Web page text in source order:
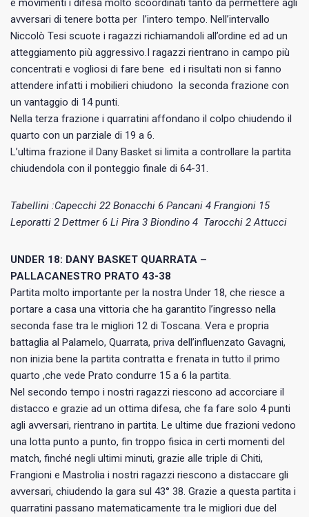
e movimenti i difesa molto scoordinati tanto da permettere agli
avversari di tenere botta per l’intero tempo. Nell’intervallo
Niccolò Tesi scuote i ragazzi richiamandoli all’ordine ed ad un
atteggiamento più aggressivo.I ragazzi rientrano in campo più
concentrati e vogliosi di fare bene ed i risultati non si fanno
attendere infatti i mobilieri chiudono la seconda frazione con
un vantaggio di 14 punti.
Nella terza frazione i quarratini affondano il colpo chiudendo il
quarto con un parziale di 19 a 6.
L’ultima frazione il Dany Basket si limita a controllare la partita
chiudendola con il ponteggio finale di 64-31.
Tabellini :Capecchi 22 Bonacchi 6 Pancani 4 Frangioni 15
Leporatti 2 Dettmer 6 Li Pira 3 Biondino 4 Tarocchi 2 Attucci
UNDER 18: DANY BASKET QUARRATA –
PALLACANESTRO PRATO 43-38
Partita molto importante per la nostra Under 18, che riesce a
portare a casa una vittoria che ha garantito l’ingresso nella
seconda fase tra le migliori 12 di Toscana. Vera e propria
battaglia al Palamelo, Quarrata, priva dell’influenzato Gavagni,
non inizia bene la partita contratta e frenata in tutto il primo
quarto ,che vede Prato condurre 15 a 6 la partita.
Nel secondo tempo i nostri ragazzi riescono ad accorciare il
distacco e grazie ad un ottima difesa, che fa fare solo 4 punti
agli avversari, rientrano in partita. Le ultime due frazioni vedono
una lotta punto a punto, fin troppo fisica in certi momenti del
match, finché negli ultimi minuti, grazie alle triple di Chiti,
Frangioni e Mastrolia i nostri ragazzi riescono a distaccare gli
avversari, chiudendo la gara sul 43° 38. Grazie a questa partita i
quarratini passano matematicamente tra le migliori due del